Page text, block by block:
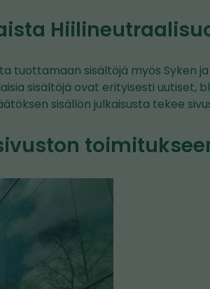
tuottamaan sisältöjä myös Syken
sisältöjä ovat erityisesti uutiset,
sisällön julkaisusta tekee